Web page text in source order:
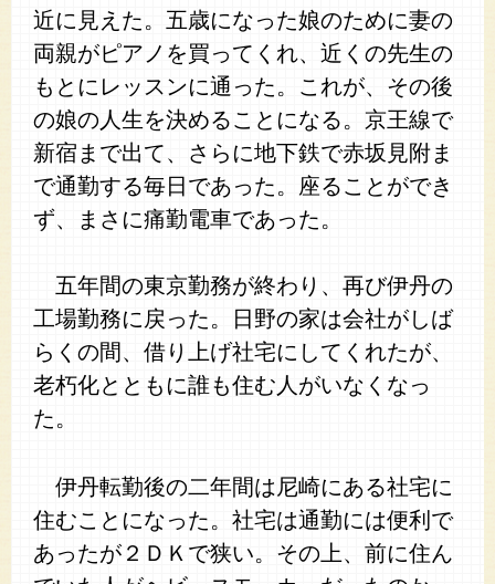
近に見えた。五歳になった娘のために妻の
両親がピアノを買ってくれ、近くの先生の
もとにレッスンに通った。これが、その後
の娘の人生を決めることになる。京王線で
新宿まで出て、さらに地下鉄で赤坂見附ま
で通勤する毎日であった。座ることができ
ず、まさに痛勤電車であった。
五年間の東京勤務が終わり、再び伊丹の
工場勤務に戻った。日野の家は会社がしば
らくの間、借り上げ社宅にしてくれたが、
老朽化とともに誰も住む人がいなくなっ
た。
伊丹転勤後の二年間は尼崎にある社宅に
住むことになった。社宅は通勤には便利で
あったが２ＤＫで狭い。その上、前に住ん